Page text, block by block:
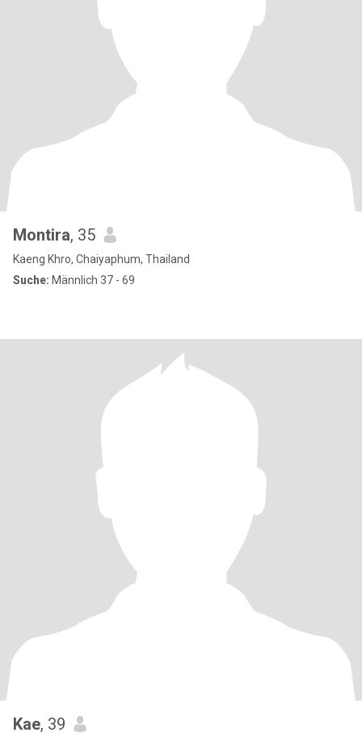
Montira, 35
Kaeng Khro, Chaiyaphum, Thailand
Suche: Männlich 37 - 69
Kae, 39